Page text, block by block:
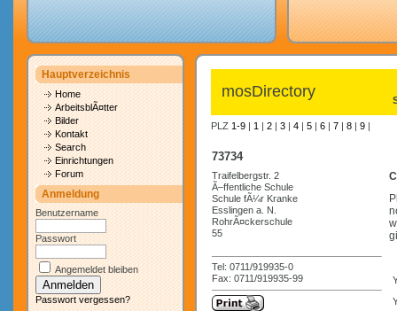
Hauptverzeichnis
Home
ArbeitsblÃ¤tter
Bilder
Kontakt
Search
Einrichtungen
Forum
Anmeldung
Benutzername
Passwort
Angemeldet bleiben
Passwort vergessen?
mosDirectory
PLZ 1-9 | 1 | 2 | 3 | 4 | 5 | 6 | 7 | 8 | 9 |
73734
Traifelbergstr. 2
Ã–ffentliche Schule
Schule fÃ¼r Kranke
Esslingen a. N.
RohrÃ¤ckerschule
55
Tel: 0711/919935-0
Fax: 0711/919935-99